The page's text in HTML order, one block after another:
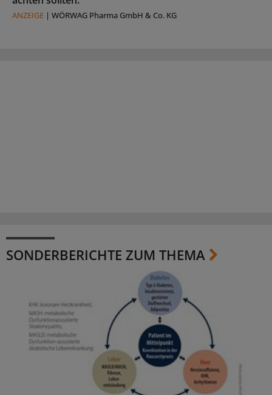
ANZEIGE | WÖRWAG Pharma GmbH & Co. KG
SONDERBERICHTE ZUM THEMA